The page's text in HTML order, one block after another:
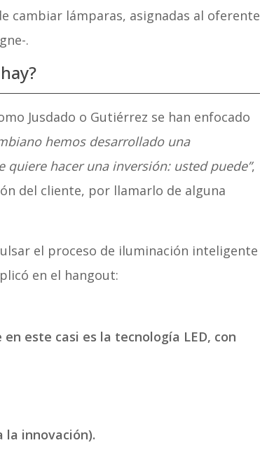
cambiar lámparas, asignadas al oferente
.
Jusdado o Gutiérrez se han enfocado
hemos desarrollado una
hacer una inversión: usted puede”,
del cliente, por llamarlo de alguna
el proceso de iluminación inteligente
en el hangout:
este casi es la tecnología LED, con
innovación).